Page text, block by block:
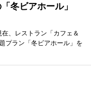
「冬ビアホール」
、レストラン「カフェ＆
プラン「冬ビアホール」を